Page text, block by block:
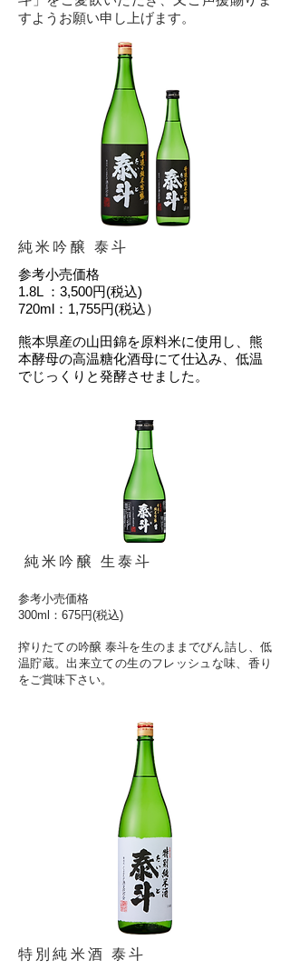
すようお願い申し上げます。
純米吟醸 泰斗
参考小売価格
1.8L ：3,500円(税込)
720ml：1,755円(税込）
熊本県産の山田錦を原料米に使用し、熊
本酵母の高温糖化酒母にて仕込み、低温
でじっくりと発酵させました。
純米吟醸 生泰斗
参考小売価格
300ml：675円(税込)
搾りたての吟醸 泰斗を生のままでびん詰し、低
温貯蔵。出来立ての生のフレッシュな味、香り
をご賞味下さい。
特別純米酒 泰斗